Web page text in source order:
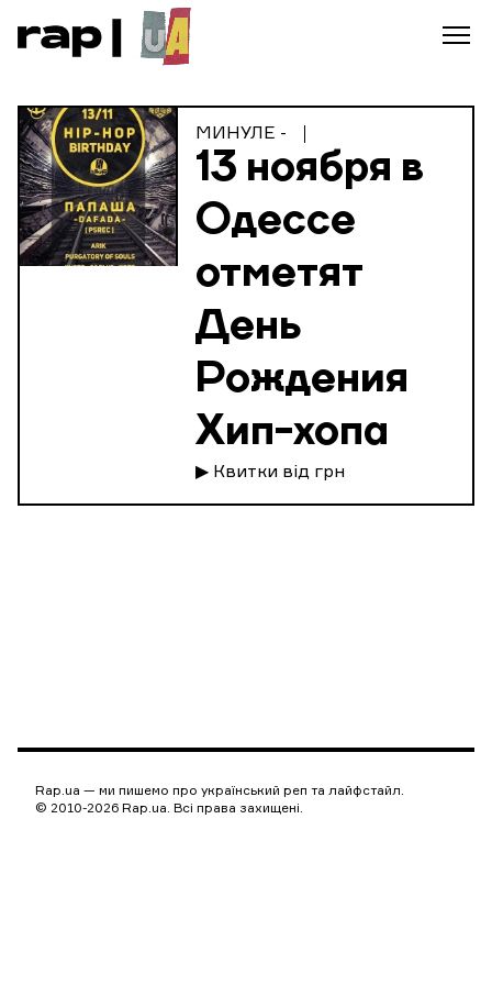
МИНУЛЕ -
13 ноября в
Одессе
отметят
День
Рождения
Хип-хопа
▶ Квитки від грн
Rap.ua — ми пишемо про український реп та лайфстайл.
© 2010-2026 Rap.ua. Всі права захищені.